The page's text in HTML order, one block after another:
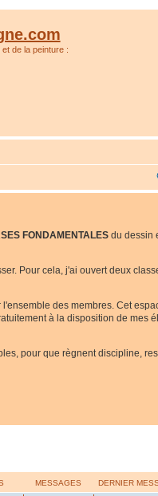
de la peinture :
FONDAMENTALES du dessin
Pour cela, j'ai ouvert deux
des membres. Cet
à la disposition de mes
pour que règnent discipline,
MESSAGES DERNIER